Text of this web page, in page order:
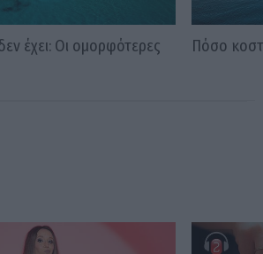
έχει: Οι ομορφότερες
Πόσο